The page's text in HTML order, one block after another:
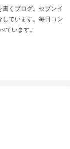
くブログ。セブンイ
ています。毎日コン
ています。